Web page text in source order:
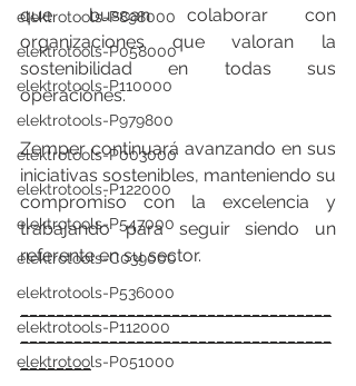
elektrotools-P898000
elektrotools-P058000
elektrotools-P110000
elektrotools-P979800
elektrotools-P003000
elektrotools-P122000
elektrotools-P547000
elektrotools-C039000
elektrotools-P536000
elektrotools-P112000
elektrotools-P051000
que buscan colaborar con
organizaciones que valoran la
sostenibilidad en todas sus
operaciones.
Zemper continuará avanzando en sus
iniciativas sostenibles, manteniendo su
compromiso con la excelencia y
trabajando para seguir siendo un
referente en su sector.
___________________________________
________